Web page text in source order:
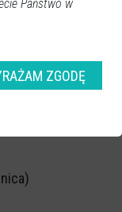
Państwo w
ZGODĘ